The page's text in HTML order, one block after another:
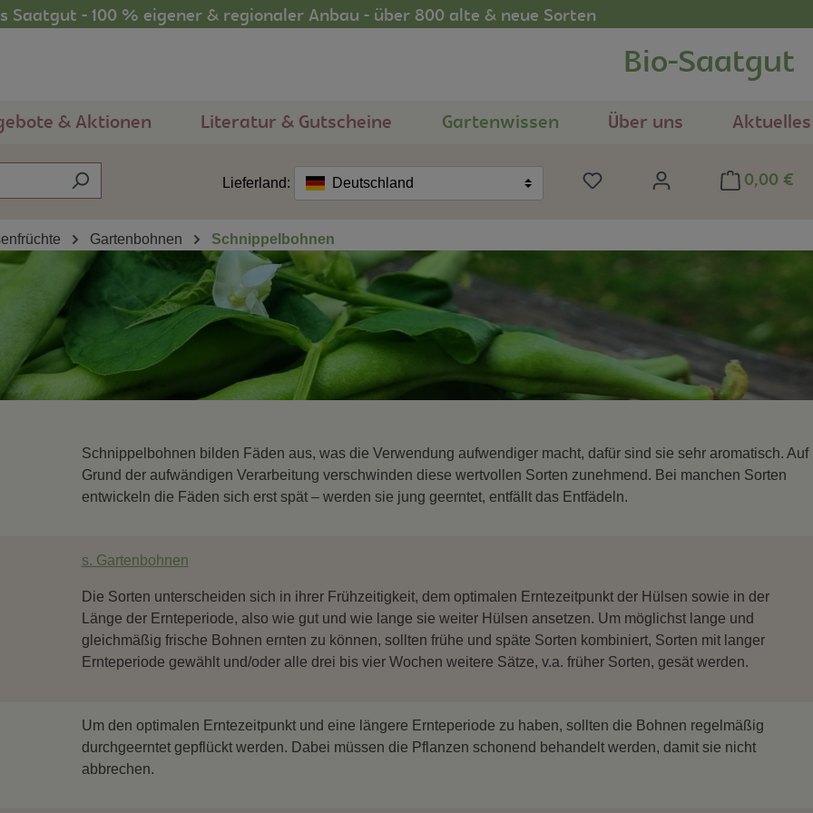
Saatgut - 100 % eigener & regionaler Anbau - über 800 alte & neue Sorten
Bio-Saatgut
& Aktionen Literatur & Gutscheine Gartenwissen Über uns Aktuelles
Du hast 0 Produkte auf dem
0,00 €
Lieferland: Deutschland
Gartenbohnen Schnippelbohnen
Schnippelbohnen bilden Fäden aus, was die Verwendung aufwendiger macht, dafür sind sie sehr aromatisch. Auf
Grund der aufwändigen Verarbeitung verschwinden diese wertvollen Sorten zunehmend. Bei manchen Sorten
entwickeln die Fäden sich erst spät – werden sie jung geerntet, entfällt das Entfädeln.
s. Gartenbohnen
Die Sorten unterscheiden sich in ihrer Frühzeitigkeit, dem optimalen Erntezeitpunkt der Hülsen sowie in der
Länge der Ernteperiode, also wie gut und wie lange sie weiter Hülsen ansetzen. Um möglichst lange und
gleichmäßig frische Bohnen ernten zu können, sollten frühe und späte Sorten kombiniert, Sorten mit langer
Ernteperiode gewählt und/oder alle drei bis vier Wochen weitere Sätze, v.a. früher Sorten, gesät werden.
Um den optimalen Erntezeitpunkt und eine längere Ernteperiode zu haben, sollten die Bohnen regelmäßig
durchgeerntet gepflückt werden. Dabei müssen die Pflanzen schonend behandelt werden, damit sie nicht
abbrechen.